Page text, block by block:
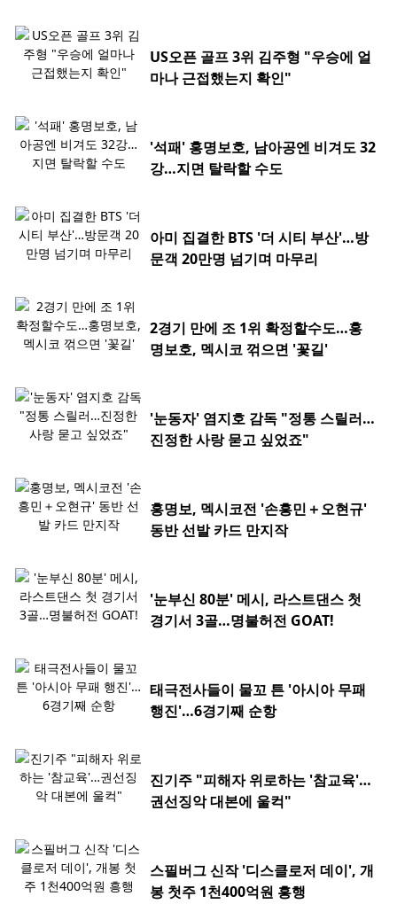
US오픈 골프 3위 김주형 "우승에 얼
마나 근접했는지 확인"
'석패' 홍명보호, 남아공엔 비겨도 32
강…지면 탈락할 수도
아미 집결한 BTS '더 시티 부산'…방
문객 20만명 넘기며 마무리
2경기 만에 조 1위 확정할수도…홍
명보호, 멕시코 꺾으면 '꽃길'
'눈동자' 염지호 감독 "정통 스릴러…
진정한 사랑 묻고 싶었죠"
홍명보, 멕시코전 '손흥민＋오현규'
동반 선발 카드 만지작
'눈부신 80분' 메시, 라스트댄스 첫
경기서 3골…명불허전 GOAT!
태극전사들이 물꼬 튼 '아시아 무패
행진'…6경기째 순항
진기주 "피해자 위로하는 '참교육'…
권선징악 대본에 울컥"
스필버그 신작 '디스클로저 데이', 개
봉 첫주 1천400억원 흥행